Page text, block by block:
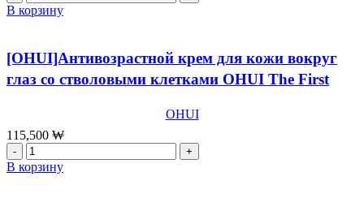
Cream,50
товара
[OHUI]Увлажняющая
эмульсия
для
лица
Emulsion,130
мл
В корзину
[OHUI]Антивозрастной крем для кожи вокруг
глаз со стволовыми клетками OHUI The First
OHUI
115,500 ₩
Количество
товара
[OHUI]Антивозрастной
В корзину